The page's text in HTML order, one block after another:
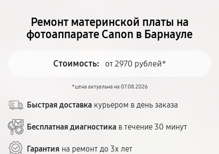
Ремонт материнской платы на
фотоаппарате Canon в Барнауле
Стоимость: от 2970 рублей*
*цена актуальна на 07.08.2026
Быстрая доставка курьером в день заказа
Бесплатная диагностика в течение 30 минут
Гарантия на ремонт до 3х лет